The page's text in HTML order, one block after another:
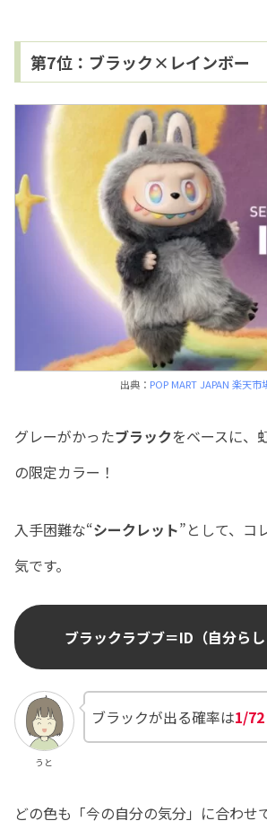
第7位：ブラック×レインボー
出典： POP MART JAPAN 楽天市
グレーがかったブラックをベースに、
の限定カラー！
入手困難な“シークレット”として、コ
気です。
ブラックラブブ＝ID（自分らし
うと
ブラックが出る確率は1/72
どの色も「今の自分の気分」に合わせ